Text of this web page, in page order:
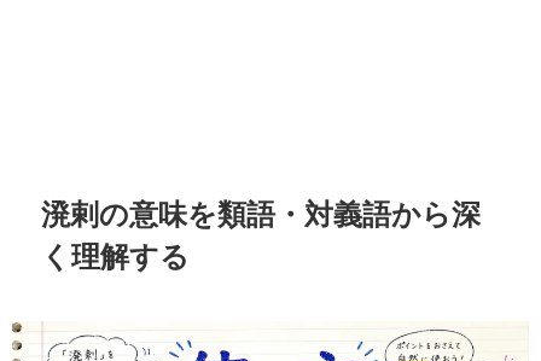
溌剌の意味を類語・対義語から深
く理解する